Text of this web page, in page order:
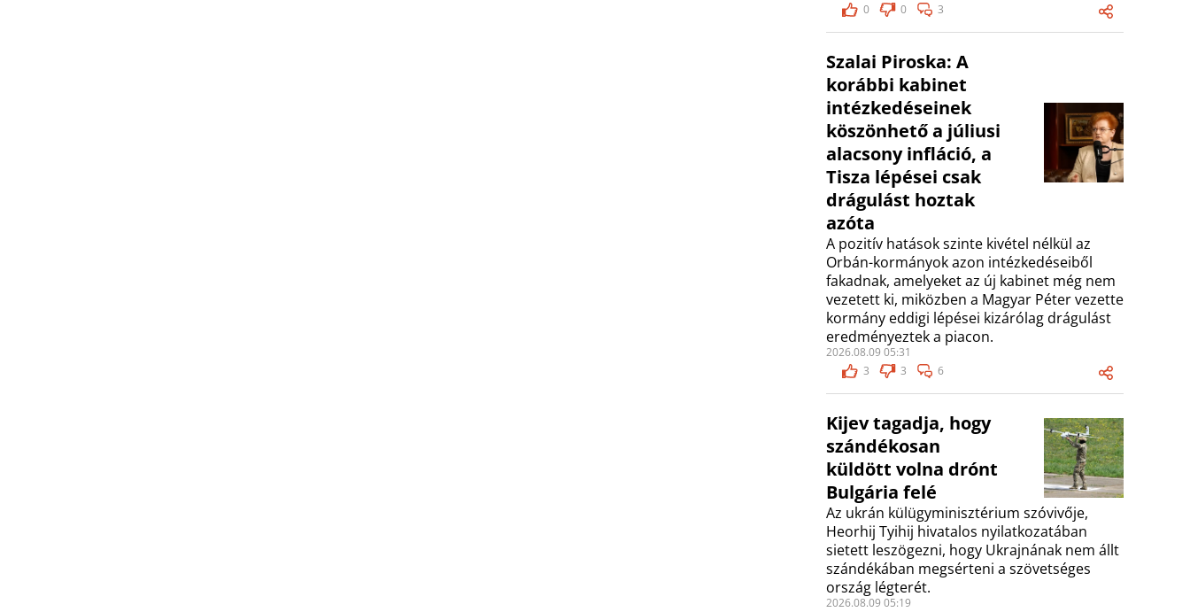
0
0 3
Szalai Piroska: A
korábbi kabinet
intézkedéseinek
köszönhető a júliusi
alacsony infláció, a
Tisza lépései csak
drágulást hoztak
azóta
A pozitív hatások szinte kivétel nélkül az
Orbán-kormányok azon intézkedéseiből
fakadnak, amelyeket az új kabinet még nem
vezetett ki, miközben a Magyar Péter vezette
kormány eddigi lépései kizárólag drágulást
eredményeztek a piacon.
2026.08.09 05:31
3
3 6
Kijev tagadja, hogy
szándékosan
küldött volna drónt
Bulgária felé
Az ukrán külügyminisztérium szóvivője,
Heorhij Tyihij hivatalos nyilatkozatában
sietett leszögezni, hogy Ukrajnának nem állt
szándékában megsérteni a szövetséges
ország légterét.
2026.08.09 05:19